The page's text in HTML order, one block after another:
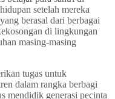
setelah mereka
berasal dari berbagai
di lingkungan
masing-masing
tugas untuk
dalam rangka berbagi
mendidik generasi pecinta